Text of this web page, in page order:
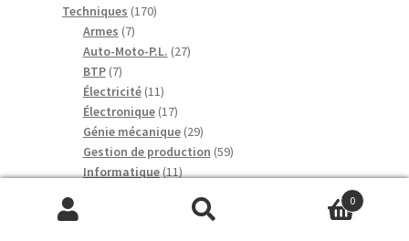
Techniques 170170
Armes 77
produits
Auto-Moto-P.L. 2727
BTP 77
produits
Électricité 1111
produits
Électronique 1717
produits
Génie mécanique 2929
produits
Gestion de production 5959
Informatique 1111
produits
Vie au quotidien
Recherche
Recherche
0